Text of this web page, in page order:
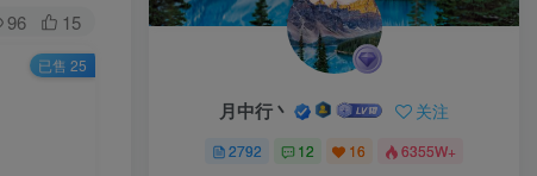
96 15
已售 25
月中行丶 关注
2792 12 16 6355W+